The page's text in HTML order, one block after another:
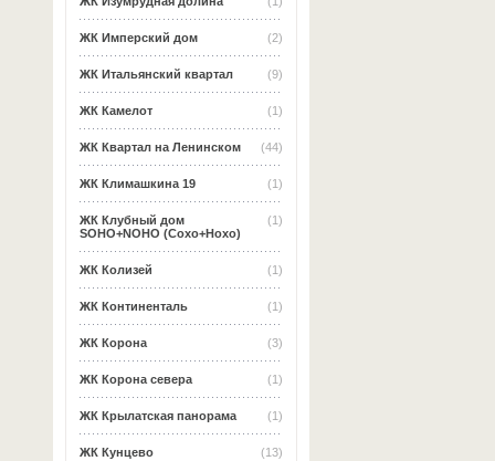
(2)
ЖК Имперский дом
(9)
ЖК Итальянский квартал
(1)
ЖК Камелот
(44)
ЖК Квартал на Ленинском
(1)
ЖК Климашкина 19
(1)
ЖК Клубный дом
SOHO+NOHO (Сохо+Нохо)
(1)
ЖК Колизей
(1)
ЖК Континенталь
(3)
ЖК Корона
(1)
ЖК Корона севера
(1)
ЖК Крылатская панорама
(13)
ЖК Кунцево